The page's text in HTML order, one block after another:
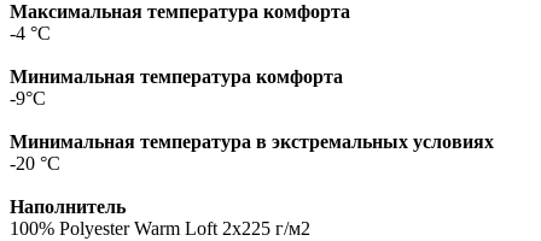
Максимальная температура комфорта
-4 °C
Минимальная температура комфорта
-9°C
Минимальная температура в экстремальных условиях
-20 °C
Наполнитель
100% Polyester Warm Loft 2х225 г/м2